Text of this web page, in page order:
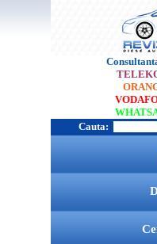
Cauta: